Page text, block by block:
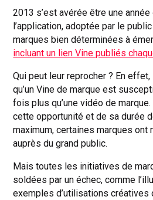
2013 s’est avérée être une
l’application, adoptée par le
marques bien déterminées à
incluant un lien Vine publiés
Qui peut leur reprocher ? En
qu’un Vine de marque est
fois plus qu’une vidéo de
cette opportunité et de sa durée
maximum, certaines marques ont
auprès du grand public.
Mais toutes les initiatives de
soldées par un échec, comme
exemples d’utilisations créatives